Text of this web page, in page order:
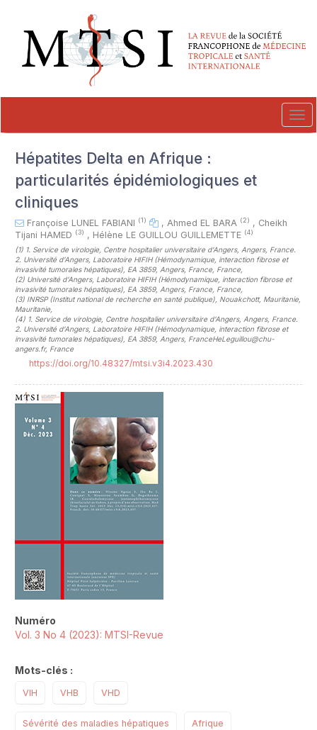
##plugins.themes.novelty.accessible_menu.main_navigation##
##plugins.themes.novelty.accessible_menu.main_content##
##plugins.themes.novelty.accessible_menu.sidebar##
Hépatites Delta en Afrique :
particularités épidémiologiques et
cliniques
Françoise LUNEL FABIANI (1) , Ahmed EL BARA (2) , Cheikh
Tijani HAMED (3) , Hélène LE GUILLOU GUILLEMETTE (4)
(1) 1. Service de virologie, Centre hospitalier universitaire d’Angers, Angers, France.
2. Université d’Angers, Laboratoire HIFIH (Hémodynamique, interaction fibrose et
invasivité tumorales hépatiques), EA 3859, Angers, France, France,
(2) Université d’Angers, Laboratoire HIFIH (Hémodynamique, interaction fibrose et
invasivité tumorales hépatiques), EA 3859, Angers, France, France,
(3) INRSP (Institut national de recherche en santé publique), Nouakchott, Mauritanie,
Mauritanie,
(4) 1. Service de virologie, Centre hospitalier universitaire d’Angers, Angers, France.
2. Université d’Angers, Laboratoire HIFIH (Hémodynamique, interaction fibrose et
invasivité tumorales hépatiques), EA 3859, Angers, FranceHeLeguillou@chu-
angers.fr, France
https://doi.org/10.48327/mtsi.v3i4.2023.430
Numéro
Vol. 3 No 4 (2023): MTSI-Revue
Mots-clés :
VIH VHB VHD
Sévérité des maladies hépatiques Afrique